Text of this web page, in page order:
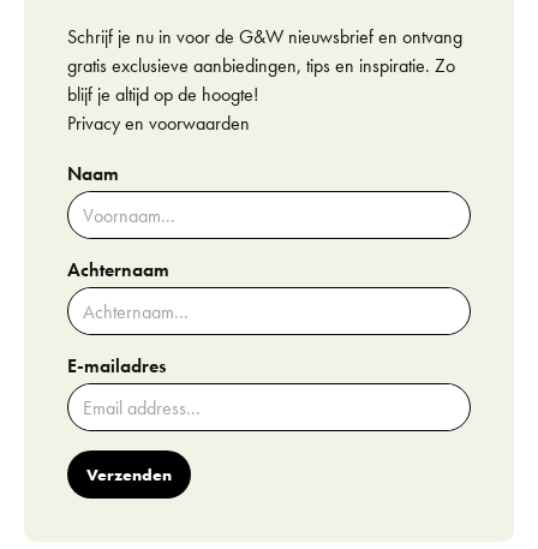
Schrijf je nu in voor de G&W nieuwsbrief en ontvang
gratis exclusieve aanbiedingen, tips en inspiratie. Zo
blijf je altijd op de hoogte!
Privacy en voorwaarden
Naam
Achternaam
E-mailadres
Verzenden